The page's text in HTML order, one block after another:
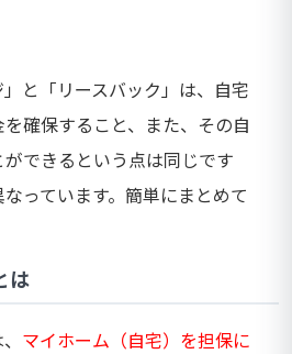
」と「リースバック」は、自宅
確保すること、また、その自
できるという点は同じです
っています。簡単にまとめて
は
マイホーム（自宅）を担保に